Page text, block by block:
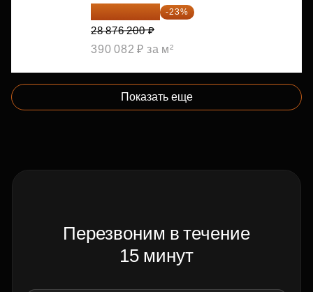
22 234 674 ₽ -23%
28 876 200 ₽
390 082 ₽ за м²
Показать еще
Перезвоним в течение
15 минут